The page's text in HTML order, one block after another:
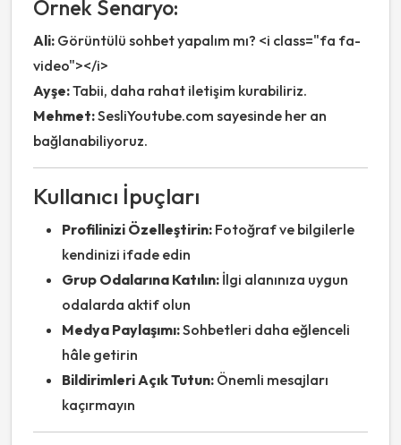
Örnek Senaryo:
Ali: Görüntülü sohbet yapalım mı? <i class="fa fa-
video"></i>
Ayşe:Tabii, daha rahat iletişim kurabiliriz.
Mehmet:SesliYoutube.com sayesinde her an
bağlanabiliyoruz.
Kullanıcı İpuçları
Profilinizi Özelleştirin: Fotoğraf ve bilgilerle
kendinizi ifade edin
Grup Odalarına Katılın: İlgi alanınıza uygun
odalarda aktif olun
Medya Paylaşımı:Sohbetleri daha eğlenceli
hâle getirin
Bildirimleri Açık Tutun: Önemli mesajları
kaçırmayın